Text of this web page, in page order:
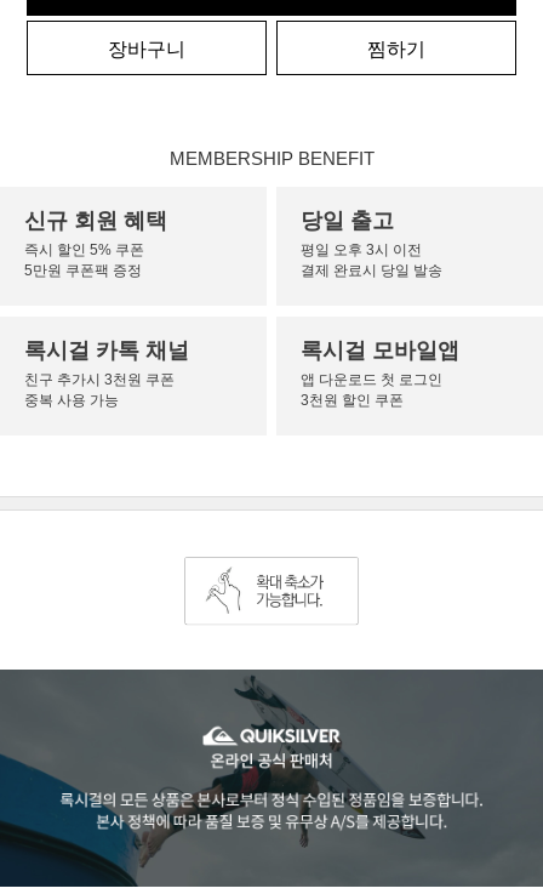
장바구니 찜하기
MEMBERSHIP BENEFIT
신규 회원 혜택
즉시 할인 5% 쿠폰
5만원 쿠폰팩 증정
당일 출고
평일 오후 3시 이전
결제 완료시 당일 발송
록시걸 카톡 채널
친구 추가시 3천원 쿠폰
중복 사용 가능
록시걸 모바일앱
앱 다운로드 첫 로그인
3천원 할인 쿠폰